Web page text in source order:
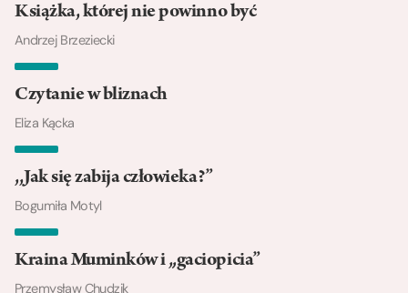
Książka, której nie powinno być
Andrzej Brzeziecki
Czytanie w bliznach
Eliza Kącka
,,Jak się zabija człowieka?”
Bogumiła Motyl
Kraina Muminków i „gaciopicia”
Przemysław Chudzik